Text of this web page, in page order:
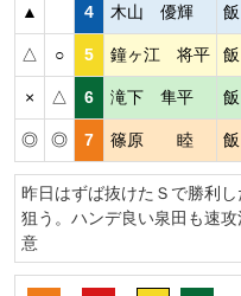
▲ 4 木山 優輝
△ ○ 5 鐘ヶ江 将平
× △ 6 滝下 隼平
◎ ◎ 7 篠原 睦
昨日はずば抜けたＳで勝利
狙う。ハンデ良い泉田も速
意